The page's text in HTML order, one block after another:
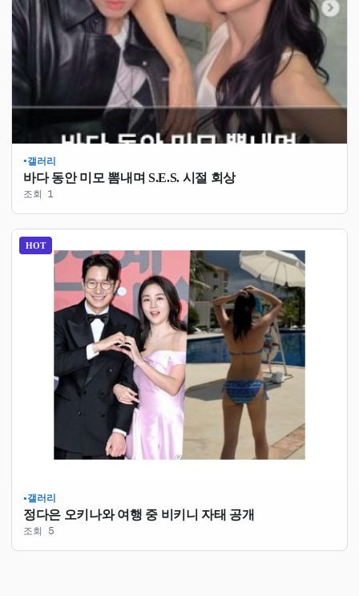
● 갤러리
바다 동안 미모 뽐내며 S.E.S. 시절 회상
조회 1
HOT
● 갤러리
정다은 오키나와 여행 중 비키니 자태 공개
조회 5